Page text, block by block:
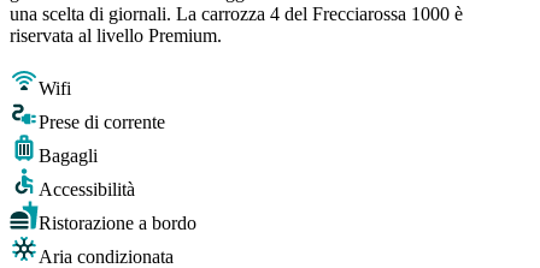
una scelta di giornali. La carrozza 4 del Frecciarossa 1000 è
riservata al livello Premium.
Wifi
Prese di corrente
Bagagli
Accessibilità
Ristorazione a bordo
Aria condizionata